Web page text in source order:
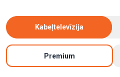
Kabeļtelevīzija
Premium